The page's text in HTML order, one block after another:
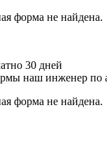
форма не найдена.
30 дней
наш инженер по
форма не найдена.